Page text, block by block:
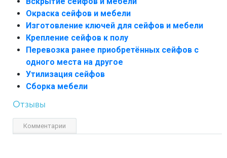
Окраска сейфов и мебели
Изготовление ключей для сейфов и мебели
Крепление сейфов к полу
Перевозка ранее приобретённых сейфов с
одного места на другое
Утилизация сейфов
Сборка мебели
Отзывы
Комментарии